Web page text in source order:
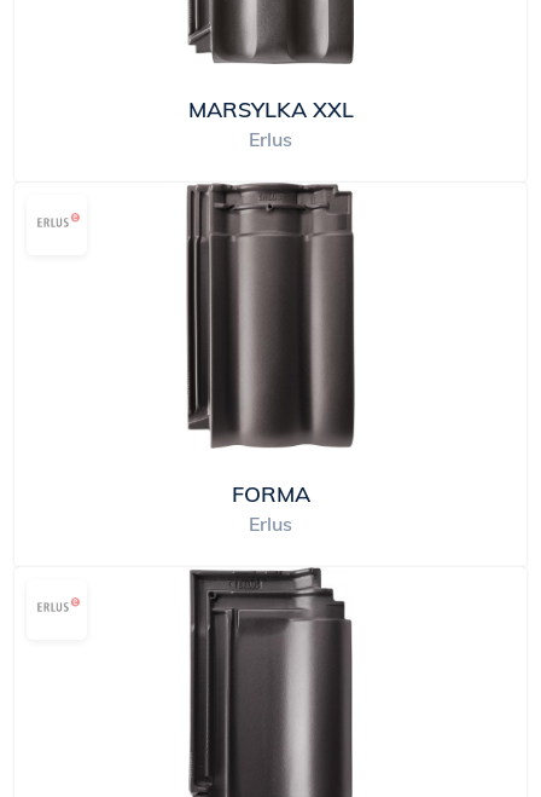
MARSYLKA XXL
Erlus
FORMA
Erlus